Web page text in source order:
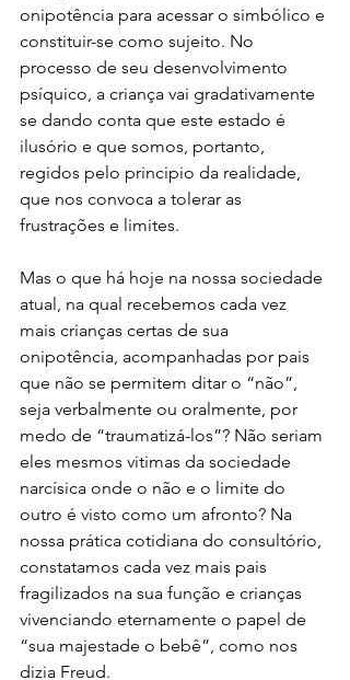
onipotência para acessar o simbólico e
constituir-se como sujeito. No
processo de seu desenvolvimento
psíquico, a criança vai gradativamente
se dando conta que este estado é
ilusório e que somos, portanto,
regidos pelo principio da realidade,
que nos convoca a tolerar as
frustrações e limites.
Mas o que há hoje na nossa sociedade
atual, na qual recebemos cada vez
mais crianças certas de sua
onipotência, acompanhadas por pais
que não se permitem ditar o “não”,
seja verbalmente ou oralmente, por
medo de “traumatizá-los”? Não seriam
eles mesmos vitimas da sociedade
narcísica onde o não e o limite do
outro é visto como um afronto? Na
nossa prática cotidiana do consultório,
constatamos cada vez mais pais
fragilizados na sua função e crianças
vivenciando eternamente o papel de
“sua majestade o bebê”, como nos
dizia Freud.